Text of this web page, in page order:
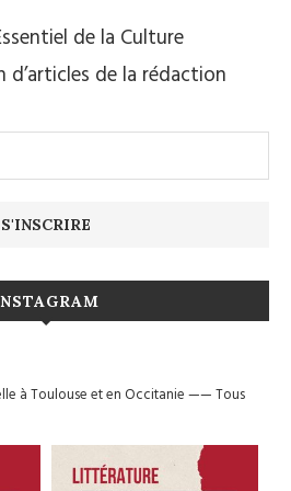
de la Culture
de la rédaction
à Toulouse et en Occitanie——Tous